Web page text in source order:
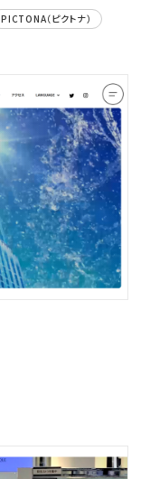
PICTONA（ピクトナ）